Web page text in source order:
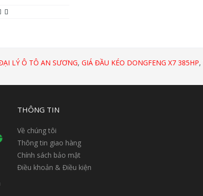
LÝ Ô TÔ AN SƯƠNG, GIÁ ĐẦU KÉO DONGFENG X7 385HP,
THÔNG TIN
Về chúng tôi
Thông tin giao hàng
Chính sách bảo mật
Điều khoản & Điều kiện